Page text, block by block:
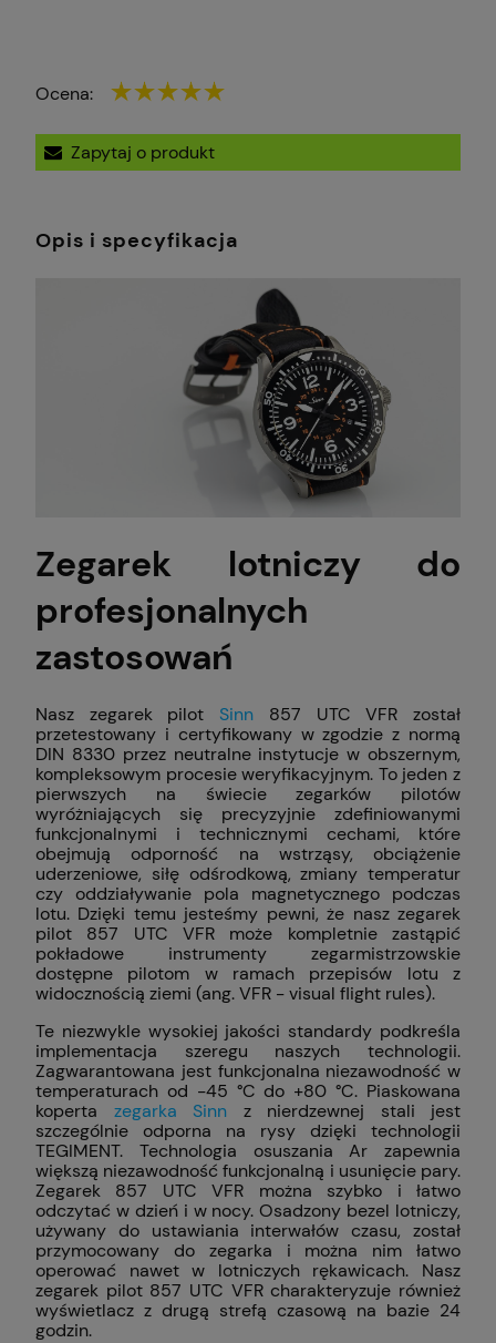
Ocena:
Zapytaj o produkt
Opis i specyfikacja
Zegarek lotniczy do
profesjonalnych
zastosowań
Nasz zegarek pilot Sinn
857 UTC VFR został
przetestowany i certyfikowany w zgodzie z normą
DIN 8330 przez neutralne instytucje w obszernym,
kompleksowym procesie weryfikacyjnym. To jeden z
pierwszych na świecie zegarków pilotów
wyróżniających się precyzyjnie zdefiniowanymi
funkcjonalnymi i technicznymi cechami, które
obejmują odporność na wstrząsy, obciążenie
uderzeniowe, siłę odśrodkową, zmiany temperatur
czy oddziaływanie pola magnetycznego podczas
lotu. Dzięki temu jesteśmy pewni, że nasz zegarek
pilot 857 UTC VFR może kompletnie zastąpić
pokładowe instrumenty zegarmistrzowskie
dostępne pilotom w ramach przepisów lotu z
widocznością ziemi (ang. VFR - visual flight rules).
Te niezwykle wysokiej jakości standardy podkreśla
implementacja szeregu naszych technologii.
Zagwarantowana jest funkcjonalna niezawodność w
temperaturach od −45 °C do +80 °C. Piaskowana
koperta zegarka Sinn z nierdzewnej stali jest
szczególnie odporna na rysy dzięki technologii
TEGIMENT. Technologia osuszania Ar zapewnia
większą niezawodność funkcjonalną i usunięcie pary.
Zegarek 857 UTC VFR można szybko i łatwo
odczytać w dzień i w nocy. Osadzony bezel lotniczy,
używany do ustawiania interwałów czasu, został
przymocowany do zegarka i można nim łatwo
operować nawet w lotniczych rękawicach. Nasz
zegarek pilot 857 UTC VFR charakteryzuje również
wyświetlacz z drugą strefą czasową na bazie 24
godzin.